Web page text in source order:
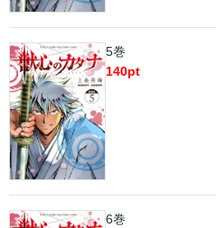
5巻
140pt
6巻